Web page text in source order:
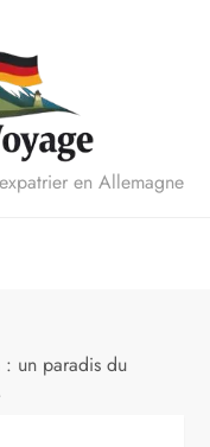
en Allemagne
: un paradis du